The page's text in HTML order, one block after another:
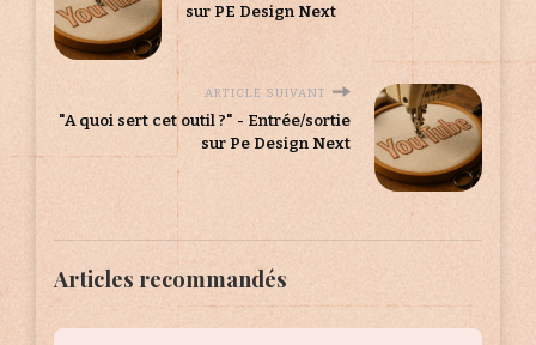
sur PE Design Next
ARTICLE SUIVANT
"A quoi sert cet outil ?" - Entrée/sortie
sur Pe Design Next
Articles recommandés